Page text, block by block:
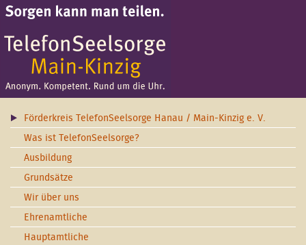
Förderkreis TelefonSeelsorge Hanau / Main-Kinzig e. V.
Was ist TelefonSeelsorge?
Ausbildung
Grundsätze
Wir über uns
Ehrenamtliche
Hauptamtliche